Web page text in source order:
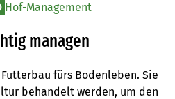
Hof-Management
managen
fürs Bodenleben. Sie
behandelt werden, um den